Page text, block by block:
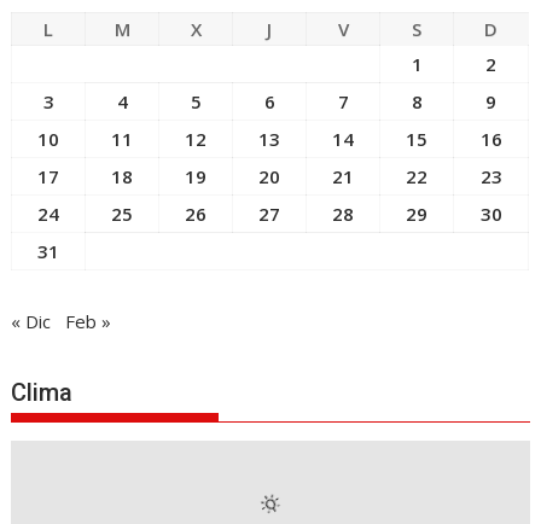
L M X J V S
D
1
2
3
4 5 6 7 8
9
10
11 12 13 14 15
16
17
18 19 20 21 22
23
24
25 26 27 28 29
30
31
« Dic Feb »
Clima